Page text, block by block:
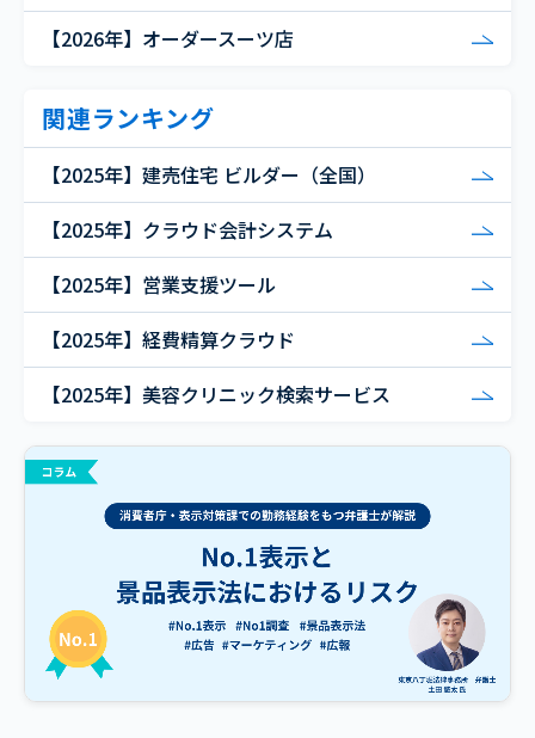
【2026年】オーダースーツ店
関連ランキング
【2025年】建売住宅 ビルダー（全国）
【2025年】クラウド会計システム
【2025年】営業支援ツール
【2025年】経費精算クラウド
【2025年】美容クリニック検索サービス